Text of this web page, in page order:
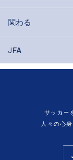
関わる
JFA
サッカー
人々の心